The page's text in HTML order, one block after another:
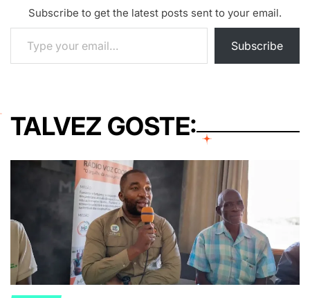
Subscribe to get the latest posts sent to your email.
Type your email…
Subscribe
TALVEZ GOSTE: